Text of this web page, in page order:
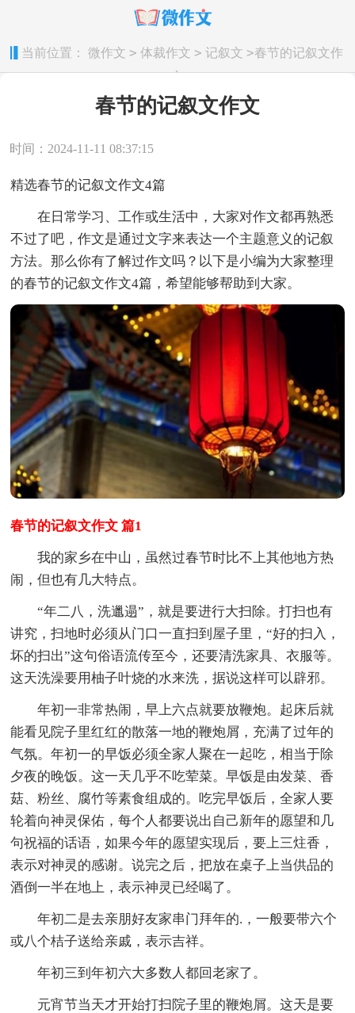
当前位置： 微作文 > 体裁作文 > 记叙文 >春节的记叙文作
文
春节的记叙文作文
时间：2024-11-11 08:37:15
精选春节的记叙文作文4篇
在日常学习、工作或生活中，大家对作文都再熟悉
不过了吧，作文是通过文字来表达一个主题意义的记叙
方法。那么你有了解过作文吗？以下是小编为大家整理
的春节的记叙文作文4篇，希望能够帮助到大家。
春节的记叙文作文 篇1
我的家乡在中山，虽然过春节时比不上其他地方热
闹，但也有几大特点。
“年二八，洗邋遢”，就是要进行大扫除。打扫也有
讲究，扫地时必须从门口一直扫到屋子里，“好的扫入，
坏的扫出”这句俗语流传至今，还要清洗家具、衣服等。
这天洗澡要用柚子叶烧的水来洗，据说这样可以辟邪。
年初一非常热闹，早上六点就要放鞭炮。起床后就
能看见院子里红红的散落一地的鞭炮屑，充满了过年的
气氛。年初一的早饭必须全家人聚在一起吃，相当于除
夕夜的晚饭。这一天几乎不吃荤菜。早饭是由发菜、香
菇、粉丝、腐竹等素食组成的。吃完早饭后，全家人要
轮着向神灵保佑，每个人都要说出自己新年的愿望和几
句祝福的话语，如果今年的愿望实现后，要上三炷香，
表示对神灵的感谢。说完之后，把放在桌子上当供品的
酒倒一半在地上，表示神灵已经喝了。
年初二是去亲朋好友家串门拜年的.，一般要带六个
或八个桔子送给亲戚，表示吉祥。
年初三到年初六大多数人都回老家了。
元宵节当天才开始打扫院子里的鞭炮屑。这天是要